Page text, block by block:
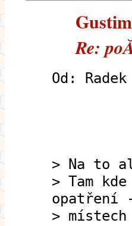
Re:
Od:
> Na to
> Tam
opatření
>